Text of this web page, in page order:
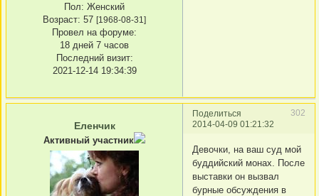
Пол: Женский
Возраст: 57 [1968-08-31]
Провел на форуме:
18 дней 7 часов
Последний визит:
2021-12-14 19:34:39
Поделиться
302
2014-04-09 01:21:32
Еленчик
Активный участник
Девочки, на ваш суд мой
буддийский монах. После
выставки он вызвал
бурные обсуждения в